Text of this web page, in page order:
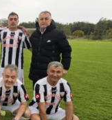
Facebook
Instagram